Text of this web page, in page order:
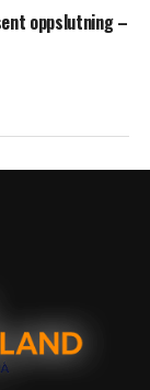
oppslutning –